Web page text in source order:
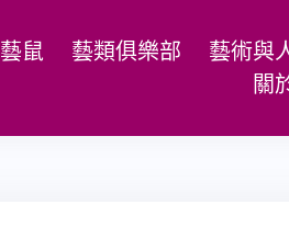
藝鼠 藝類俱樂部
藝術與
關